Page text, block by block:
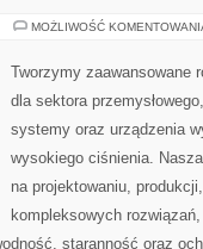
MOŻLIWOŚĆ
Tworzymy zaawansowane
dla sektora
systemy oraz urządzenia
wysokiego ciśnienia.
na projektowaniu,
kompleksowych
staranność oraz